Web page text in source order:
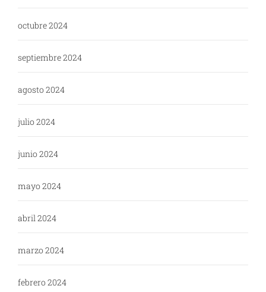
octubre 2024
septiembre 2024
agosto 2024
julio 2024
junio 2024
mayo 2024
abril 2024
marzo 2024
febrero 2024